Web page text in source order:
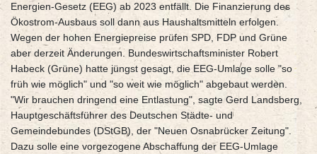
Energien-Gesetz (EEG) ab 2023 entfällt. Die Finanzierung des
Ökostrom-Ausbaus soll dann aus Haushaltsmitteln erfolgen.
Wegen der hohen Energiepreise prüfen SPD, FDP und Grüne
aber derzeit Änderungen. Bundeswirtschaftsminister Robert
Habeck (Grüne) hatte jüngst gesagt, die EEG-Umlage solle "so
früh wie möglich" und "so weit wie möglich" abgebaut werden.
"Wir brauchen dringend eine Entlastung", sagte Gerd Landsberg,
Hauptgeschäftsführer des Deutschen Städte- und
Gemeindebundes (DStGB), der "Neuen Osnabrücker Zeitung".
Dazu solle eine vorgezogene Abschaffung der EEG-Umlage